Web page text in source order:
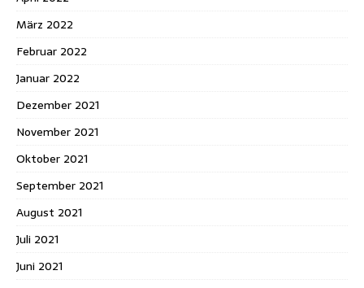
März 2022
Februar 2022
Januar 2022
Dezember 2021
November 2021
Oktober 2021
September 2021
August 2021
Juli 2021
Juni 2021